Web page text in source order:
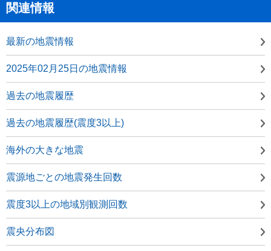
関連情報
最新の地震情報
2025年02月25日の地震情報
過去の地震履歴
過去の地震履歴(震度3以上)
海外の大きな地震
震源地ごとの地震発生回数
震度3以上の地域別観測回数
震央分布図